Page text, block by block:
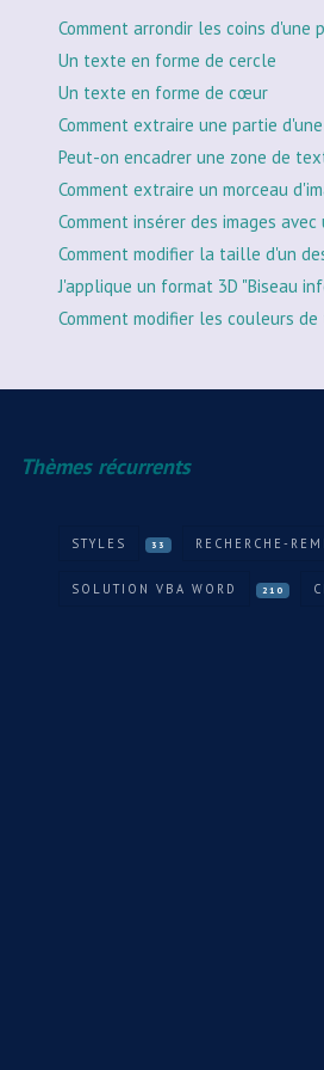
Comment arrondir les coins d'une
Un texte en forme de cercle
Un texte en forme de cœur
Comment extraire une partie
Peut-on encadrer une zone de
Comment extraire un morceau
Comment insérer des images
Comment modifier la taille d'un
J'applique un format 3D "Biseau
Comment modifier les couleurs
Thèmes récurrents
STYLES 33 RECHERCHE-
SOLUTION VBA WORD 210